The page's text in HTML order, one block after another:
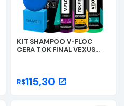
KIT SHAMPOO V-FLOC
CERA TOK FINAL VEXUS
R$115,30 open_in_new